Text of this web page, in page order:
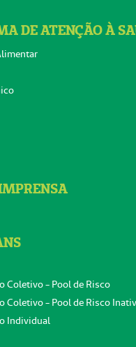
DE ATENÇÃO À
Coletivo - Pool de Risco
Coletivo - Pool de Risco
Individual